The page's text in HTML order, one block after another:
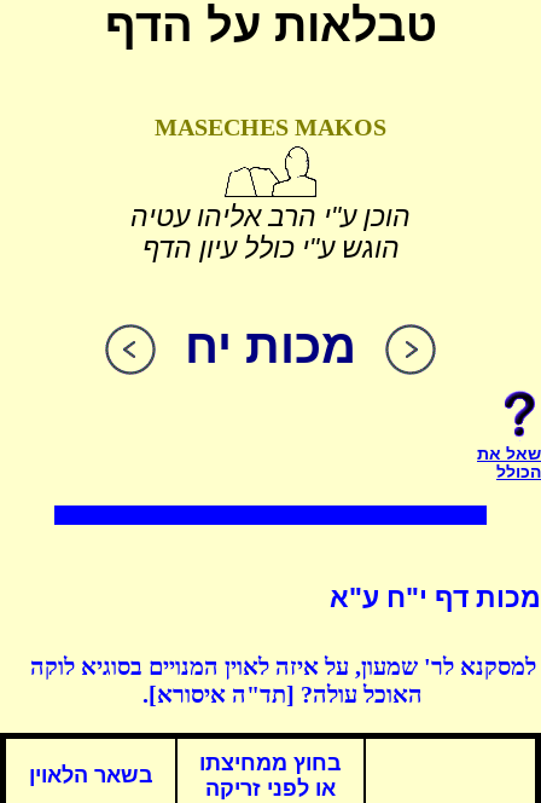
טבלאות על הדף
MASECHES MAKOS
הוכן ע"י הרב אליהו עטיה
הוגש ע"י כולל עיון הדף
מכות יח
שאל את
הכולל
מכות דף י"ח ע"א
למסקנא לר' שמעון, על איזה לאוין המנויים בסוגיא לוקה
האוכל עולה? [תד"ה איסורא].
בחוץ ממחיצתו
או לפני זריקה
בשאר הלאוין